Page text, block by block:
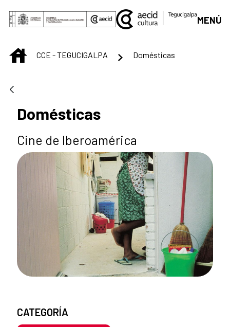
Saltar al contenido principal
MENÚ
INICIOCCE - TEGUCIGALPA Domésticas
Domésticas
Cine de Iberoamérica
CATEGORÍA